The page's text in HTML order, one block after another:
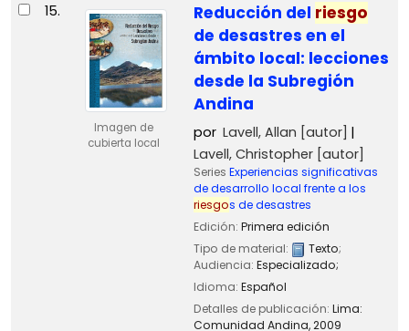
15.
Imagen de
cubierta local
Reducción del riesgo
de desastres en el
ámbito local: lecciones
desde la Subregión
Andina
por Lavell, Allan [autor]
Lavell, Christopher[autor]
Series Experiencias significativas
de desarrollo local frente a los
riesgos de desastres
Edición: Primera edición
Tipo de material:
Texto;
Audiencia: Especializado;
Idioma: Español
Detalles de publicación: Lima:
Comunidad Andina,2009